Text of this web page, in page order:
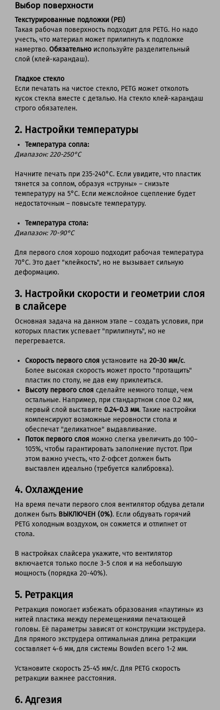
Выбор поверхности
Текстурированные подложки (PEI)
Такая рабочая поверхность подходит для PETG. Но надо
учесть, что материал может прилипнуть к подложке
намертво. Обязательно используйте разделительный
слой (клей-карандаш).
Гладкое стекло
Если печатать на чистое стекло, PETG может отколоть
кусок стекла вместе с деталью. На стекло клей-карандаш
строго обязателен.
2. Настройки температуры
Температура сопла:
Диапазон: 220-250°C
Начните печать при 235-240°C. Если увидите, что пластик
тянется за соплом, образуя «струны» – снизьте
температуру на 5°C. Если межслойное сцепление будет
недостаточным – повысьте температуру.
Температура стола:
Диапазон: 70-90°C
Для первого слоя хорошо подходит рабочая температура
70°C. Это дает "клейкость", но не вызывает сильную
деформацию.
3. Настройки скорости и геометрии слоя
в слайсере
Основная задача на данном этапе – создать условия, при
которых пластик успевает "прилипнуть", но не
перегревается.
Скорость первого слоя установите на 20-30 мм/с.
Более высокая скорость может просто "протащить"
пластик по столу, не дав ему приклеиться.
Высоту первого слоя сделайте немного толще, чем
остальные. Например, при стандартном слое 0.2 мм,
первый слой выставите 0.24-0.3 мм. Такие настройки
компенсируют возможные неровности стола и
обеспечат "деликатное" выдавливание.
Поток первого слоя можно слегка увеличить до 100–
105%, чтобы гарантировать заполнение пустот. При
этом важно учесть, что Z-офсет должен быть
выставлен идеально (требуется калибровка).
4. Охлаждение
На время печати первого слоя вентилятор обдува детали
должен быть ВЫКЛЮЧЕН (0%). Если обдувать горячий
PETG холодным воздухом, он сожмется и отлипнет от
стола.
В настройках слайсера укажите, что вентилятор
включается только после 3-5 слоя и на небольшую
мощность (порядка 20-40%).
5. Ретракция
Ретракция помогает избежать образования «паутины» из
нитей пластика между перемещениями печатающей
головы. Её параметры зависят от конструкции экструдера.
Для прямого экструдера оптимальная длина ретракции
составляет 4-6 мм, для системы Bowden всего 1-2 мм.
Установите скорость 25-45 мм/с. Для PETG скорость
ретракции важнее расстояния.
6. Адгезия